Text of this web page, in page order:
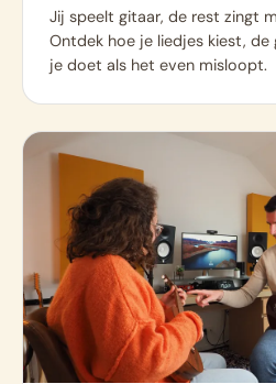
Jij speelt gitaar, de rest zingt
Ontdek hoe je liedjes kiest,
je doet als het even misloopt.